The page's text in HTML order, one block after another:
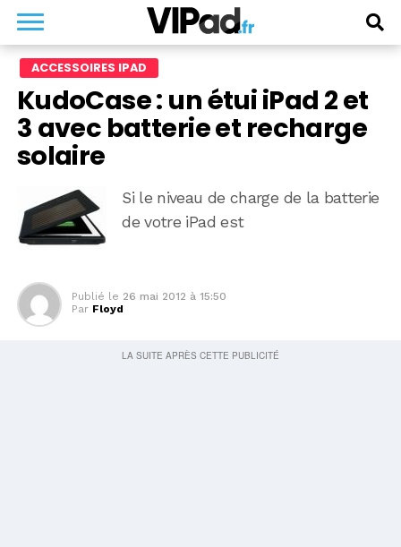
ACCESSOIRES IPAD
KudoCase : un étui iPad 2 et
3 avec batterie et recharge
solaire
Si le niveau de charge de la batterie
de votre iPad est
Publié le 26 mai 2012 à 15:50
Par Floyd